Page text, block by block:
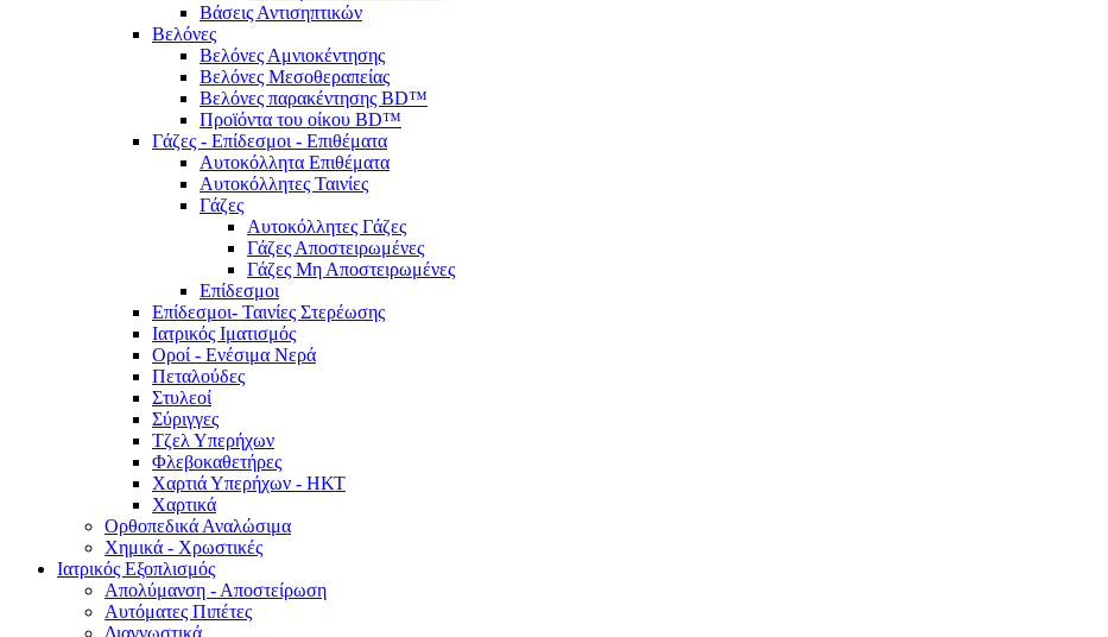
Βάσεις Αντισηπτικών
Βελόνες
Βελόνες Αμνιοκέντησης
Βελόνες Μεσοθεραπείας
Βελόνες παρακέντησης BD™
Προϊόντα του οίκου BD™
Γάζες - Επίδεσμοι - Επιθέματα
Αυτοκόλλητα Επιθέματα
Αυτοκόλλητες Ταινίες
Γάζες
Αυτοκόλλητες Γάζες
Γάζες Αποστειρωμένες
Γάζες Μη Αποστειρωμένες
Επίδεσμοι
Επίδεσμοι- Ταινίες Στερέωσης
Ιατρικός Ιματισμός
Οροί - Ενέσιμα Νερά
Πεταλούδες
Στυλεοί
Σύριγγες
Τζελ Υπερήχων
Φλεβοκαθετήρες
Χαρτιά Υπερήχων - ΗΚΤ
Χαρτικά
Ορθοπεδικά Αναλώσιμα
Χημικά - Χρωστικές
Ιατρικός Εξοπλισμός
Απολύμανση - Αποστείρωση
Αυτόματες Πιπέτες